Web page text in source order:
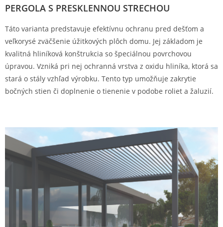
PERGOLA S PRESKLENNOU STRECHOU
Táto varianta predstavuje efektívnu ochranu pred dešťom a
veľkorysé zväčšenie úžitkových plôch domu. Jej základom je
kvalitná hliníková konštrukcia so špeciálnou povrchovou
úpravou. Vzniká pri nej ochranná vrstva z oxidu hliníka, ktorá sa
stará o stály vzhľad výrobku. Tento typ umožňuje zakrytie
bočných stien či doplnenie o tienenie v podobe roliet a žaluzií.